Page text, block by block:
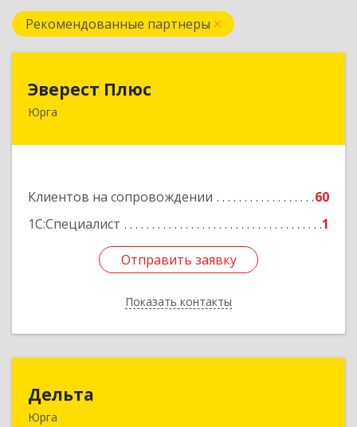
Рекомендованные партнеры
Эверест Плюс
Юрга
Клиентов на сопровождении
60
1С:Специалист
1
Отправить заявку
Показать контакты
652055, Кемеровская обл, Юрга г, Московская
Отправить заявку
Назад
Дельта
Юрга